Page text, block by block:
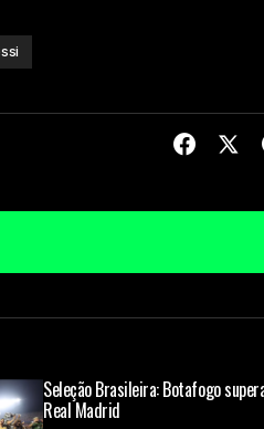
são marcados com
Seleção Brasileira: Botafogo
Real Madrid